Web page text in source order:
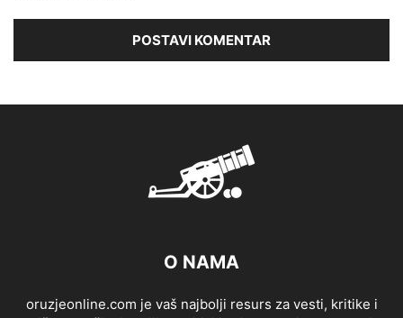
O NAMA
oruzjeonline.com je vaš najbolji resurs za vesti, kritike i